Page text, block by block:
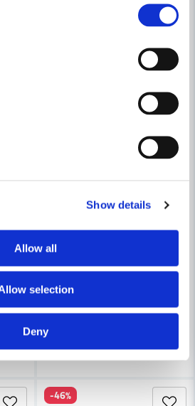
Show details
Allow all
selection
Deny
60x4,2mm (700st)
FAST
FAST CC Plintjärn PA
46 kr
-46%